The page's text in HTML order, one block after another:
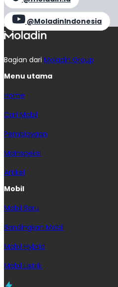
@MoladinIndonesia
Bagian dari Moladin Group
Menu utama
Home
Cari Mobil
Pembiayaan
MoInspeksi
Artikel
Mobil
Mobil Baru
Bandingkan Mobil
Mobil Hybrid
Mobil Listrik